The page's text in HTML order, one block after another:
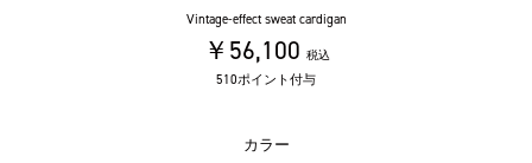
Vintage-effect sweat cardigan
￥56,100 税込
510ポイント付与
カラー